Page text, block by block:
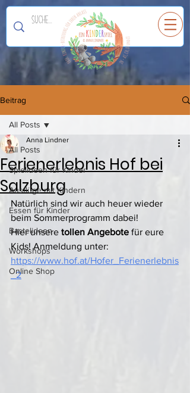
EinKINDERspiel
Beitrag
All Posts
Spielideen für Kinder
Ausflüge mit Kindern
Essen für Kinder
Bastelideen
Workshops
Online Shop
All Posts
Ferienerlebnis Hof bei
Salzburg
Anna Lindner
Natürlich sind wir auch heuer wieder
beim Sommerprogramm dabei!
Hier unsere tollen Angebote für eure
Kids! Anmeldung unter:
https://www.hof.at/Hofer_Ferienerlebnis
_2